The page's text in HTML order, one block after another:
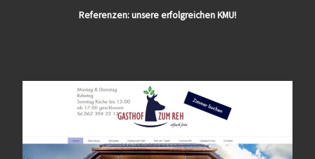
Referenzen: unsere erfolgreichen KMU!